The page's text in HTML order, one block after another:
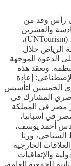
رأس وفد من
والعشرين
للجمعية العامة لمنظمة الأمم المتحدة للسياحة، (UNTourism)،
الرياض خلال
بناء على الدعوة الموجهة
وتعقد هذه
إعادة
الخمسين لتأسيس
المشارك في
مصر في المملكة
في أسبانيا،
أحمد يوسف،
السياحي، ورنا
الخارجية
والإتفاقيات
للجمعية العامة،